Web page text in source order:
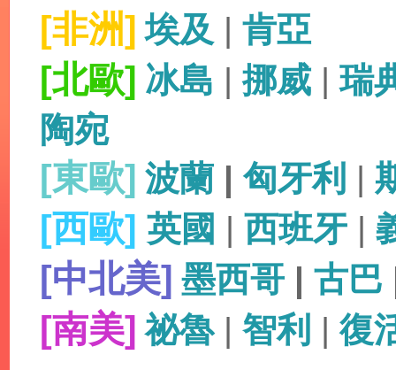
[非洲] 埃及 | 肯亞
[北歐] 冰島 |挪威 |瑞
陶宛
[東歐] 波蘭 | 匈牙利 |
[西歐] 英國 | 西班牙 |
[中北美] 墨西哥 | 古巴
[南美] 祕魯| 智利 |復